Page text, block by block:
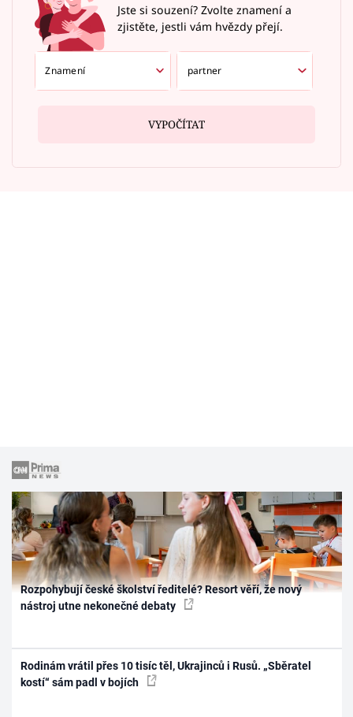
Jste si souzení? Zvolte znamení a
zjistěte, jestli vám hvězdy přejí.
VYPOČÍTAT
Rozpohybují české školství ředitelé? Resort věří, že nový
nástroj utne nekonečné debaty
Rodinám vrátil přes 10 tisíc těl, Ukrajinců i Rusů. „Sběratel
kostí“ sám padl v bojích